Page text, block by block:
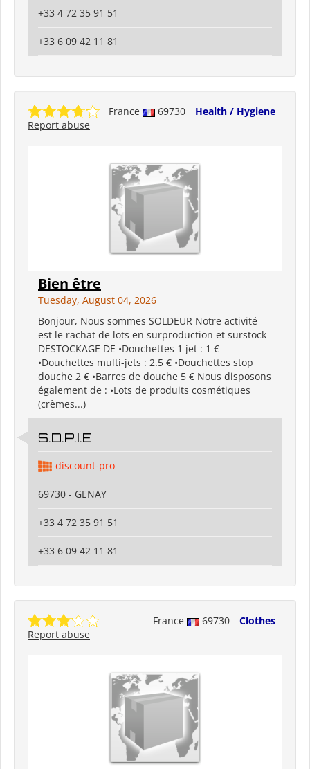
+33 4 72 35 91 51
+33 6 09 42 11 81
France 69730
Health / Hygiene
Report abuse
Bien être
Tuesday, August 04, 2026
Bonjour, Nous sommes SOLDEUR Notre activité
est le rachat de lots en surproduction et surstock
DESTOCKAGE DE •Douchettes 1 jet : 1 €
•Douchettes multi-jets : 2.5 € •Douchettes stop
douche 2 € •Barres de douche 5 € Nous disposons
également de : •Lots de produits cosmétiques
(crèmes...)
S.D.P.I.E
discount-pro
69730 - GENAY
+33 4 72 35 91 51
+33 6 09 42 11 81
France 69730
Clothes
Report abuse